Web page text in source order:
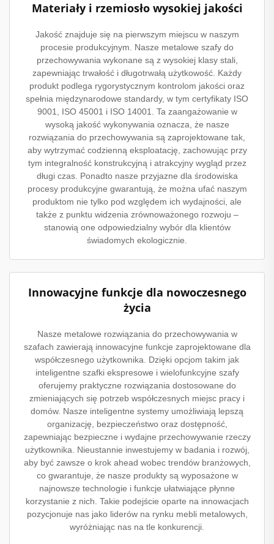
Materiały i rzemiosło wysokiej jakości
Jakość znajduje się na pierwszym miejscu w naszym
procesie produkcyjnym. Nasze metalowe szafy do
przechowywania wykonane są z wysokiej klasy stali,
zapewniając trwałość i długotrwałą użytkowość. Każdy
produkt podlega rygorystycznym kontrolom jakości oraz
spełnia międzynarodowe standardy, w tym certyfikaty ISO
9001, ISO 45001 i ISO 14001. Ta zaangażowanie w
wysoką jakość wykonywania oznacza, że nasze
rozwiązania do przechowywania są zaprojektowane tak,
aby wytrzymać codzienną eksploatację, zachowując przy
tym integralność konstrukcyjną i atrakcyjny wygląd przez
długi czas. Ponadto nasze przyjazne dla środowiska
procesy produkcyjne gwarantują, że można ufać naszym
produktom nie tylko pod względem ich wydajności, ale
także z punktu widzenia zrównoważonego rozwoju –
stanowią one odpowiedzialny wybór dla klientów
świadomych ekologicznie.
Innowacyjne funkcje dla nowoczesnego
życia
Nasze metalowe rozwiązania do przechowywania w
szafach zawierają innowacyjne funkcje zaprojektowane dla
współczesnego użytkownika. Dzięki opcjom takim jak
inteligentne szafki ekspresowe i wielofunkcyjne szafy
oferujemy praktyczne rozwiązania dostosowane do
zmieniających się potrzeb współczesnych miejsc pracy i
domów. Nasze inteligentne systemy umożliwiają lepszą
organizację, bezpieczeństwo oraz dostępność,
zapewniając bezpieczne i wydajne przechowywanie rzeczy
użytkownika. Nieustannie inwestujemy w badania i rozwój,
aby być zawsze o krok ahead wobec trendów branżowych,
co gwarantuje, że nasze produkty są wyposażone w
najnowsze technologie i funkcje ułatwiające płynne
korzystanie z nich. Takie podejście oparte na innowacjach
pozycjonuje nas jako liderów na rynku mebli metalowych,
wyróżniając nas na tle konkurencji.